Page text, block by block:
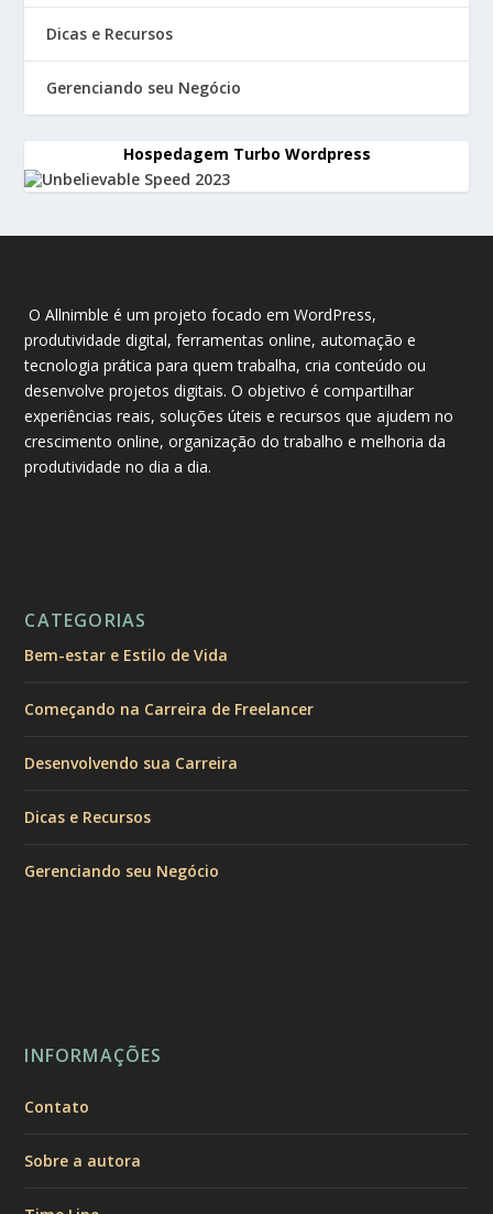
Dicas e Recursos
Gerenciando seu Negócio
Hospedagem Turbo Wordpress
O Allnimble é um projeto focado em WordPress,
produtividade digital, ferramentas online, automação e
tecnologia prática para quem trabalha, cria conteúdo ou
desenvolve projetos digitais. O objetivo é compartilhar
experiências reais, soluções úteis e recursos que ajudem no
crescimento online, organização do trabalho e melhoria da
produtividade no dia a dia.
CATEGORIAS
Bem-estar e Estilo de Vida
Começando na Carreira de Freelancer
Desenvolvendo sua Carreira
Dicas e Recursos
Gerenciando seu Negócio
INFORMAÇÕES
Contato
Sobre a autora